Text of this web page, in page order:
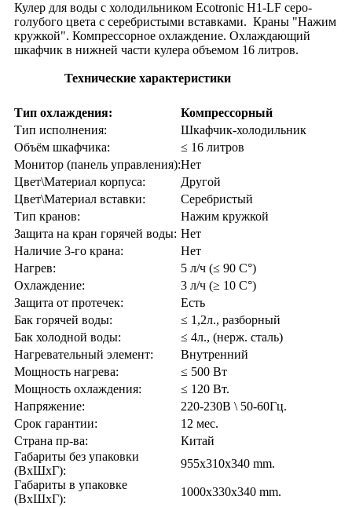
Кулер для воды с холодильником Ecotronic H1-LF серо-
голубого цвета с серебристыми вставками. Краны "Нажим
кружкой". Компрессорное охлаждение. Охлаждающий
шкафчик в нижней части кулера объемом 16 литров.
Технические характеристики
Тип охлаждения:
Компрессорный
Тип исполнения:
Шкафчик-холодильник
Объём шкафчика:
≤ 16 литров
Монитор (панель управления):Нет
Цвет\Материал корпуса:
Другой
Цвет\Материал вставки:
Серебристый
Тип кранов:
Нажим кружкой
Защита на кран горячей воды: Нет
Наличие 3-го крана:
Нет
Нагрев:
5 л/ч (≤ 90 C°)
Охлаждение:
3 л/ч (≥ 10 C°)
Защита от протечек:
Есть
Бак горячей воды:
≤ 1,2л., разборный
Бак холодной воды:
≤ 4л., (нерж. сталь)
Нагревательный элемент:
Внутренний
Мощность нагрева:
≤ 500 Вт
Мощность охлаждения:
≤ 120 Вт.
Напряжение:
220-230В \ 50-60Гц.
Срок гарантии:
12 мес.
Страна пр-ва:
Китай
Габариты без упаковки
(ВxШxГ):
955x310x340 mm.
Габариты в упаковке
(ВxШxГ):
1000x330x340 mm.